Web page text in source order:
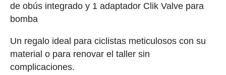
de obús integrado y 1 adaptador Clik Valve para
bomba
Un regalo ideal para ciclistas meticulosos con su
material o para renovar el taller sin
complicaciones.